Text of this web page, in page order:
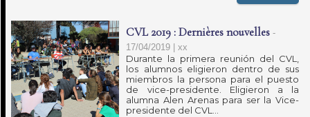
CVL 2019 : Dernières nouvelles-
17/04/2019 | xx
Durante la primera reunión del CVL,
los alumnos eligieron dentro de sus
miembros la persona para el puesto
de vice-presidente. Eligieron a la
alumna Alen Arenas para ser la Vice-
presidente del CVL...